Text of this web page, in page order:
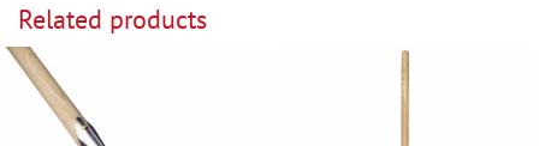
Related products